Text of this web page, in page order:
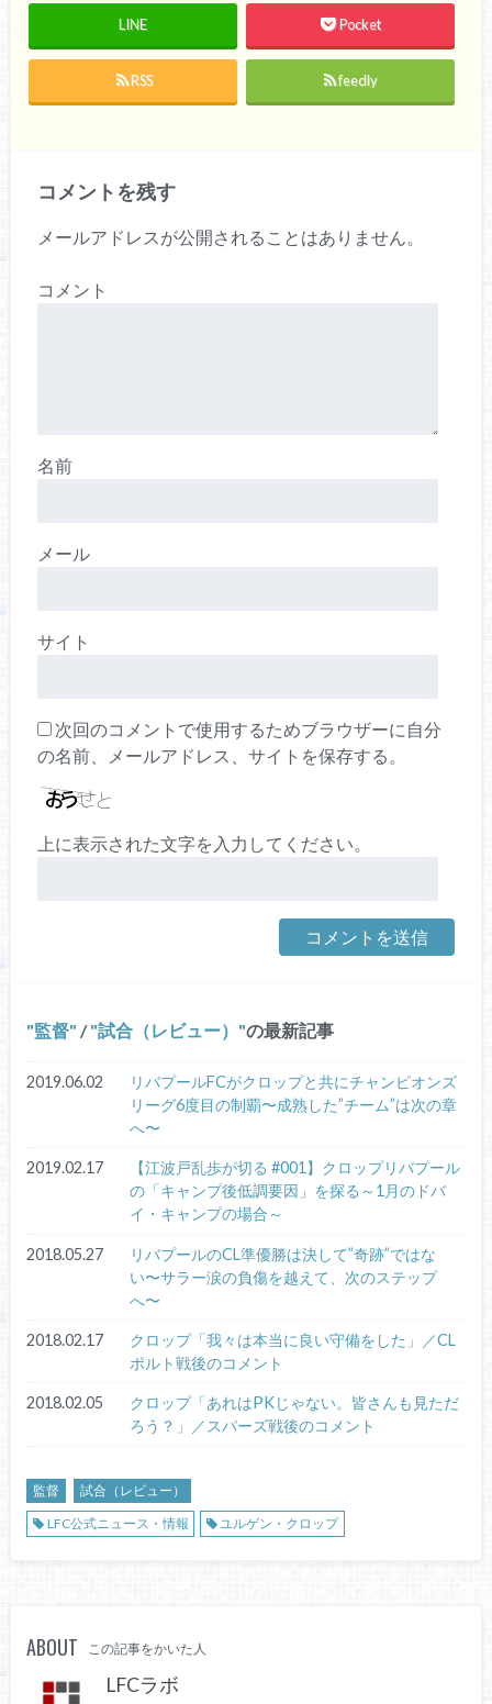
LINE Pocket
RSS feedly
コメントを残す
メールアドレスが公開されることはありません。
コメント
名前
メール
サイト
次回のコメントで使用するためブラウザーに自分
の名前、メールアドレス、サイトを保存する。
上に表示された文字を入力してください。
監督 / 試合（レビュー） の最新記事
2019.06.02
リバプールFCがクロップと共にチャンピオンズ
リーグ6度目の制覇〜成熟した”チーム”は次の章
へ〜
2019.02.17
【江波戸乱歩が切る #001】クロップリバプール
の「キャンプ後低調要因」を探る～1月のドバ
イ・キャンプの場合～
2018.05.27
リバプールのCL準優勝は決して”奇跡”ではな
い〜サラー涙の負傷を越えて、次のステップ
へ〜
2018.02.17
クロップ「我々は本当に良い守備をした」／CL
ポルト戦後のコメント
2018.02.05
クロップ「あれはPKじゃない。皆さんも見ただ
ろう？」／スパーズ戦後のコメント
監督
試合（レビュー）
LFC公式ニュース・情報
ユルゲン・クロップ
ABOUT この記事をかいた人
LFCラボ